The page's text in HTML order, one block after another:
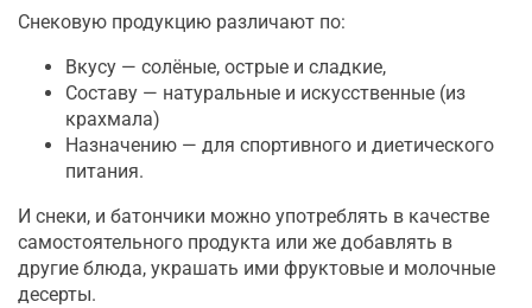
Снековую продукцию различают по:
Вкусу — солёные, острые и сладкие,
Составу — натуральные и искусственные (из
крахмала)
Назначению — для спортивного и диетического
питания.
И снеки, и батончики можно употреблять в качестве
самостоятельного продукта или же добавлять в
другие блюда, украшать ими фруктовые и молочные
десерты.